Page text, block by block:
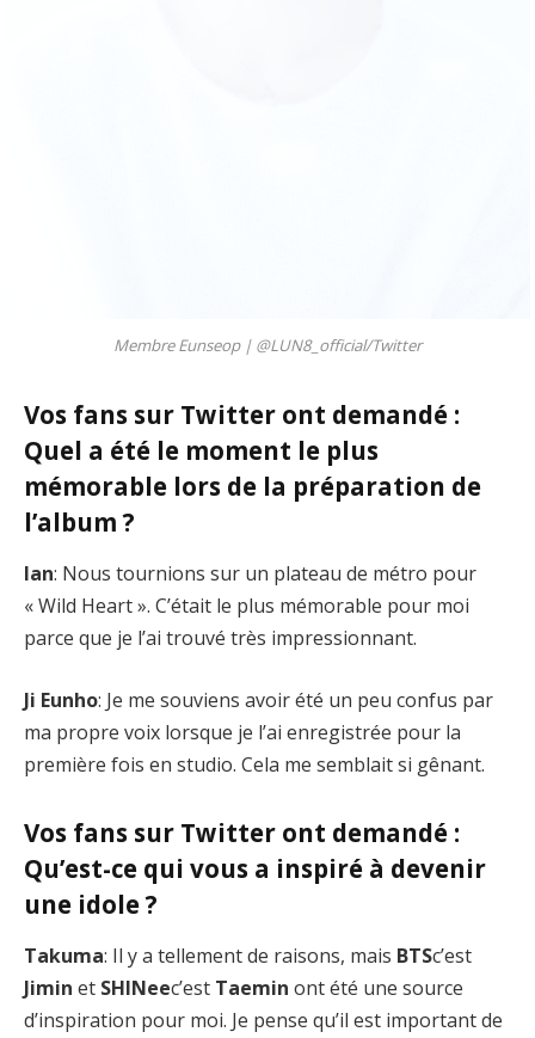
Membre Eunseop | @LUN8_official/Twitter
Vos fans sur Twitter ont demandé :
Quel a été le moment le plus
mémorable lors de la préparation de
l’album ?
Ian: Nous tournions sur un plateau de métro pour
« Wild Heart ». C’était le plus mémorable pour moi
parce que je l’ai trouvé très impressionnant.
Ji Eunho: Je me souviens avoir été un peu confus par
ma propre voix lorsque je l’ai enregistrée pour la
première fois en studio. Cela me semblait si gênant.
Vos fans sur Twitter ont demandé :
Qu’est-ce qui vous a inspiré à devenir
une idole ?
Takuma: Il y a tellement de raisons, mais BTSc’est
Jimin et SHINeec’est Taemin ont été une source
d’inspiration pour moi. Je pense qu’il est important de